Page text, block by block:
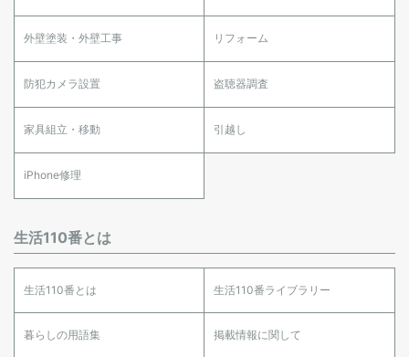
外壁塗装・外壁工事 リフォーム
防犯カメラ設置 盗聴器調査
家具組立・移動 引越し
iPhone修理
生活110番とは
生活110番とは 生活110番ライブラリー
暮らしの用語集 掲載情報に関して